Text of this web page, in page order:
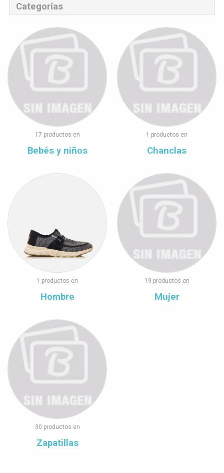
Categorías
17 productos en
Bebés y niños
1 productos en
Chanclas
1 productos en
Hombre
19 productos en
Mujer
30 productos en
Zapatillas